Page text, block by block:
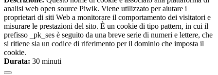
analisi web open source Piwik. Viene utilizzato per aiutare i
proprietari di siti Web a monitorare il comportamento dei visitatori e
misurare le prestazioni del sito. È un cookie di tipo pattern, in cui il
prefisso _pk_ses è seguito da una breve serie di numeri e lettere, che
si ritiene sia un codice di riferimento per il dominio che imposta il
cookie.
Durata: 30 minuti